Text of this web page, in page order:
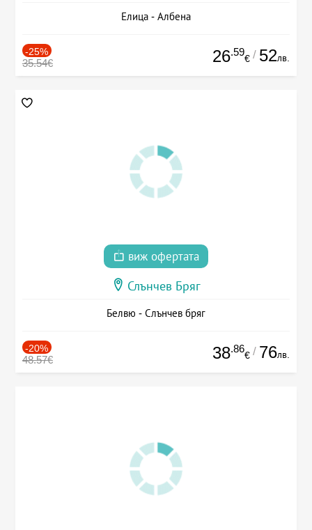
Елица - Албена
-25%
35.54€ 26.59
€ / 52лв.
виж офертата
Слънчев Бряг
Белвю - Слънчев бряг
-20%
48.57€ 38.86
€ / 76лв.